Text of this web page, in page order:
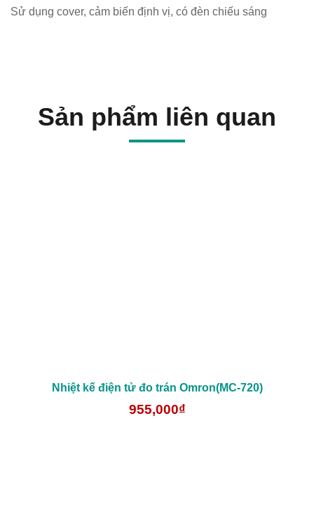
Sử dụng cover, cảm biến định vị, có đèn chiếu sáng
Sản phẩm liên quan
Nhiệt kế điện tử đo trán Omron(MC-720)
955,000₫